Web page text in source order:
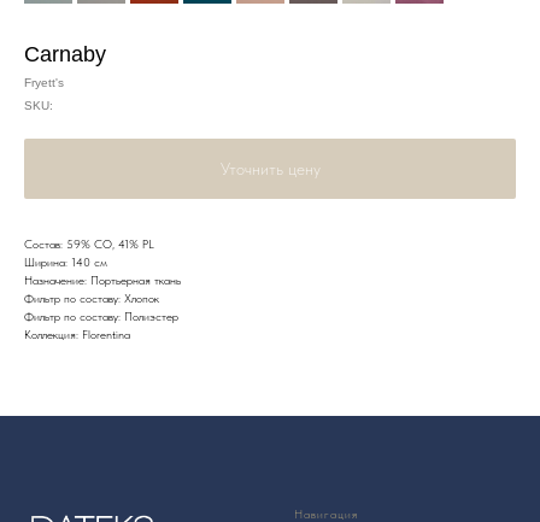
Carnaby
Fryett's
SKU:
Уточнить цену
Состав: 59% CO, 41% PL
Ширина: 140 см
Назначение: Портьерная ткань
Фильтр по составу: Хлопок
Фильтр по составу: Полиэстер
Коллекция: Florentina
Навигация